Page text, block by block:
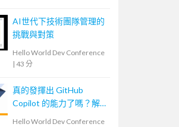
AI世代下技術團隊管理的
挑戰與對策
Hello World Dev Conference
| 43 分
真的發揮出 GitHub
Copilot 的能力了嗎？解
Hello World Dev Conference